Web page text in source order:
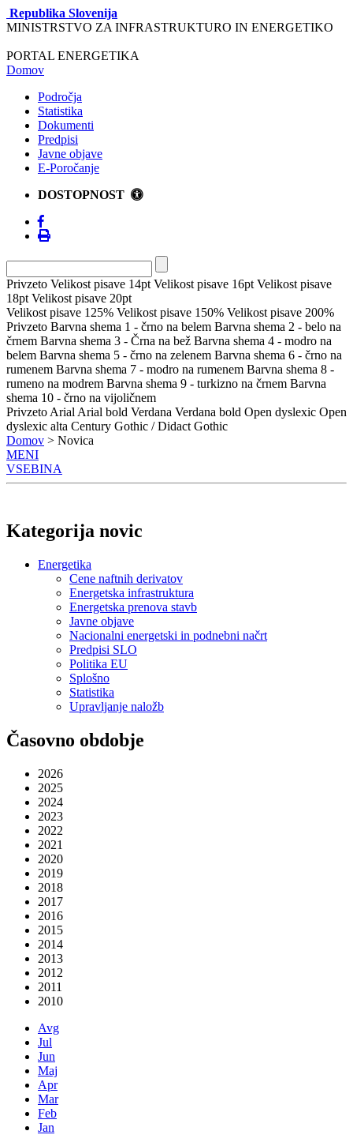
Republika Slovenija
MINISTRSTVO ZA INFRASTRUKTURO IN ENERGETIKO
PORTAL ENERGETIKA
Domov
Področja
Statistika
Dokumenti
Predpisi
Javne objave
E-Poročanje
DOSTOPNOST
Privzeto Velikost pisave 14pt Velikost pisave 16pt Velikost pisave
18pt Velikost pisave 20pt
Velikost pisave 125% Velikost pisave 150% Velikost pisave 200%
Privzeto Barvna shema 1 - črno na belem Barvna shema 2 - belo na
črnem Barvna shema 3 - Črna na bež Barvna shema 4 - modro na
belem Barvna shema 5 - črno na zelenem Barvna shema 6 - črno na
rumenem Barvna shema 7 - modro na rumenem Barvna shema 8 -
rumeno na modrem Barvna shema 9 - turkizno na črnem Barvna
shema 10 - črno na vijoličnem
Privzeto Arial Arial bold Verdana Verdana bold Open dyslexic Open
dyslexic alta Century Gothic / Didact Gothic
Domov > Novica
MENI
VSEBINA
Kategorija novic
Energetika
Cene naftnih derivatov
Energetska infrastruktura
Energetska prenova stavb
Javne objave
Nacionalni energetski in podnebni načrt
Predpisi SLO
Politika EU
Splošno
Statistika
Upravljanje naložb
Časovno obdobje
2026
2025
2024
2023
2022
2021
2020
2019
2018
2017
2016
2015
2014
2013
2012
2011
2010
Avg
Jul
Jun
Maj
Apr
Mar
Feb
Jan